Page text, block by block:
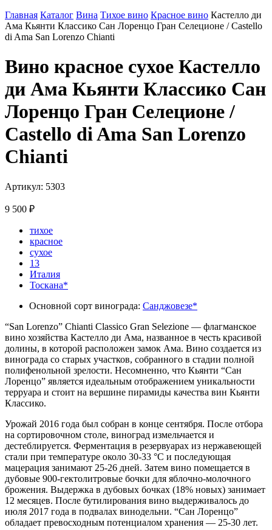
Главная Каталог Вина Тихое вино Красное вино Кастелло ди
Ама Кьянти Классико Сан Лоренцо Гран Селеционе / Castello
di Ama San Lorenzo Chianti
Вино красное сухое Кастелло
ди Ама Кьянти Классико Сан
Лоренцо Гран Селеционе /
Castello di Ama San Lorenzo
Chianti
Артикул: 5303
9 500 ₽
тихое
красное
сухое
13
Италия
Тоскана*
Основной сорт винограда: Санджовезе*
“San Lorenzo” Chianti Classico Gran Selezione — флагманское
вино хозяйства Кастелло ди Ама, названное в честь красивой
долины, в которой расположен замок Ама. Вино создается из
винограда со старых участков, собранного в стадии полной
полифенольной зрелости. Несомненно, что Кьянти “Сан
Лоренцо” является идеальным отображением уникальности
терруара и стоит на вершине пирамиды качества вин Кьянти
Классико.
Урожай 2016 года был собран в конце сентября. После отбора
на сортировочном столе, виноград измельчается и
дестеблируется. Ферментация в резервуарах из нержавеющей
стали при температуре около 30-33 °С и последующая
мацерация занимают 25-26 дней. Затем вино помещается в
дубовые 900-гектолитровые бочки для яблочно-молочного
брожения. Выдержка в дубовых бочках (18% новых) занимает
12 месяцев. После бутилирования вино выдерживалось до
июля 2017 года в подвалах винодельни. “Сан Лоренцо”
обладает превосходным потенциалом хранения — 25-30 лет.